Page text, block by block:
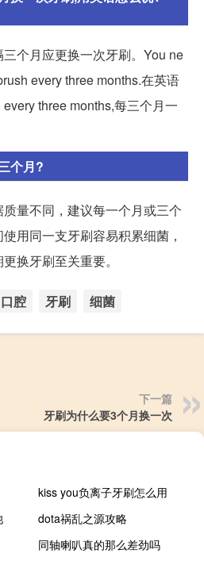
个月应更换一次牙刷。You ne
every three months.在英语
three months,每三个月一
个月?
量不同，建议每一个月或三个
用同一支牙刷容易积累细菌，
换牙刷至关重要。
口腔 牙刷 细菌
下一篇
牙刷为什么要3个月换一次
kiss you负离子牙刷怎么用
dota祸乱之源攻略
同轴喇叭真的那么差劲吗